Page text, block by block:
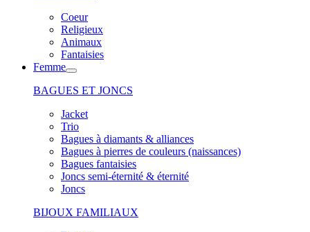
Coeur
Religieux
Animaux
Fantaisies
Femme
BAGUES ET JONCS
Jacket
Trio
Bagues à diamants & alliances
Bagues à pierres de couleurs (naissances)
Bagues fantaisies
Joncs semi-éternité & éternité
Joncs
BIJOUX FAMILIAUX